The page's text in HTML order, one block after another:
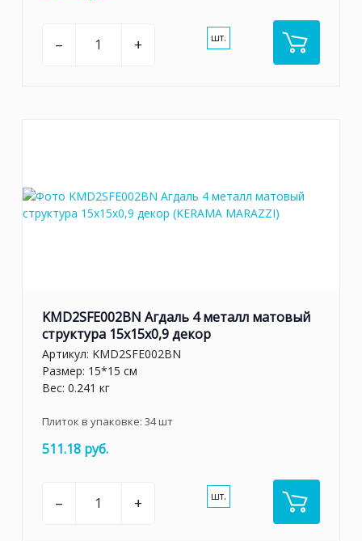
– + шт.
KMD2SFE002BN Агдаль 4 металл матовый
структура 15x15x0,9 декор
Артикул: KMD2SFE002BN
Размер: 15*15 см
Вес: 0.241 кг
Плиток в упаковке: 34шт
511.18 руб.
– + шт.